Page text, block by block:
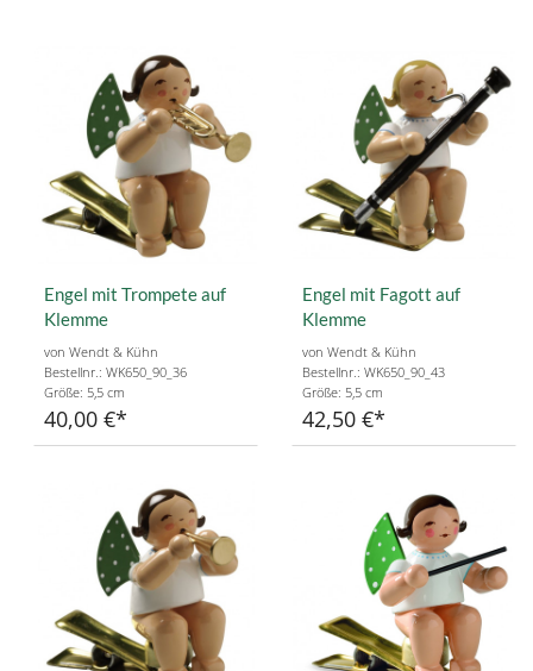
Engel mit Trompete auf
Klemme
von Wendt & Kühn
Bestellnr.: WK650_90_36
Größe: 5,5 cm
40,00 €
Engel mit Fagott auf
Klemme
von Wendt & Kühn
Bestellnr.: WK650_90_43
Größe: 5,5 cm
42,50 €